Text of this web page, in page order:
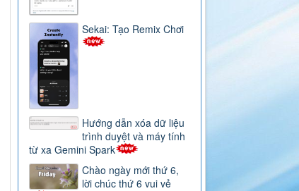
Sekai: Tạo Remix Chơi
Hướng dẫn xóa dữ liệu
trình duyệt và máy tính
từ xa Gemini Spark
Chào ngày mới thứ 6,
lời chúc thứ 6 vui vẻ